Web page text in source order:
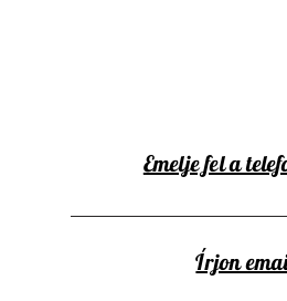
Emelje fel a
Írjon